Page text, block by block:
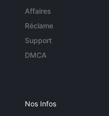
Affaires
Réclame
Support
DMCA
Nos Infos